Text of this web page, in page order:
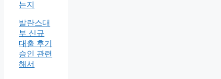
는지
발란스대
부 신규
대출 후기
승인 관련
해서